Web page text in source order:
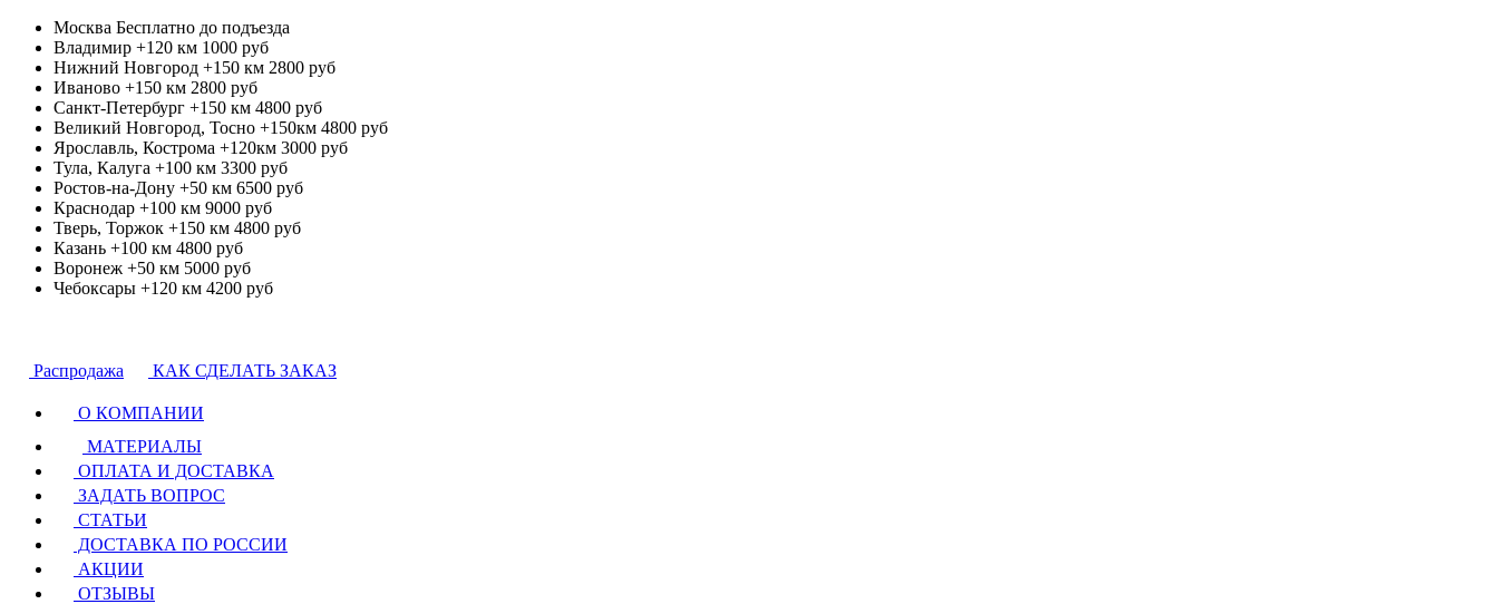
Москва Бесплатно до подъезда
Владимир +120 км 1000 руб
Нижний Новгород +150 км 2800 руб
Иваново +150 км 2800 руб
Санкт-Петербург +150 км 4800 руб
Великий Новгород, Тосно +150км 4800 руб
Ярославль, Кострома +120км 3000 руб
Тула, Калуга +100 км 3300 руб
Ростов-на-Дону +50 км 6500 руб
Краснодар +100 км 9000 руб
Тверь, Торжок +150 км 4800 руб
Казань +100 км 4800 руб
Воронеж +50 км 5000 руб
Чебоксары +120 км 4200 руб
Распродажа КАК СДЕЛАТЬ ЗАКАЗ
О КОМПАНИИ
МАТЕРИАЛЫ
ОПЛАТА И ДОСТАВКА
ЗАДАТЬ ВОПРОС
СТАТЬИ
ДОСТАВКА ПО РОССИИ
АКЦИИ
ОТЗЫВЫ